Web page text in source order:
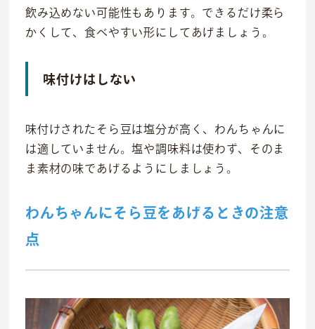
飲み込めない可能性もあります。できるだけ柔ら
かくして、食べやすい形にしてあげましょう。
味付けはしない
味付けされたそら豆は塩分が高く、わんちゃんに
は適していません。塩や調味料は使わず、そのま
ま素材の味であげるようにしましょう。
わんちゃんにそら豆をあげるときの注意
点